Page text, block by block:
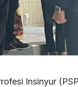
Insinyur